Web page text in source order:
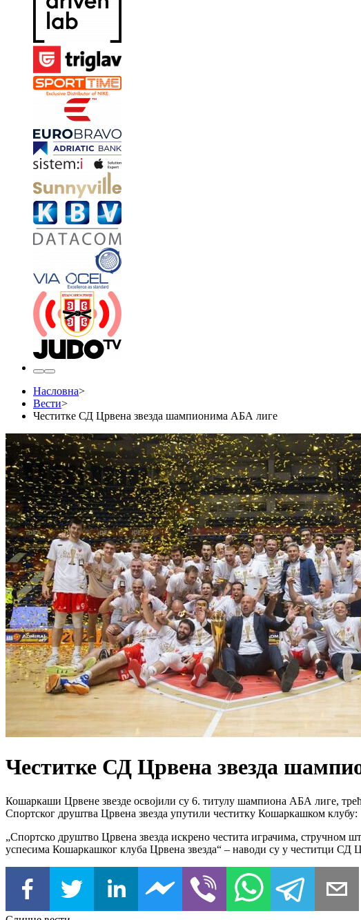
Насловна>
Вести>
Честитке СД Црвена звезда шампионима АБА лиге
Честитке СД Црвена звезда
Кошаркаши Црвене звезде освојили су 6. титулу шампиона АБА лиге,
Спортског друштва Црвена звезда упутили честитку Кошаркашком клубу:
„Спортско друштво Црвена звезда искрено честита играчима, стручном
успесима Кошаркашког клуба Црвена звезда“ – наводи су у честитци СД